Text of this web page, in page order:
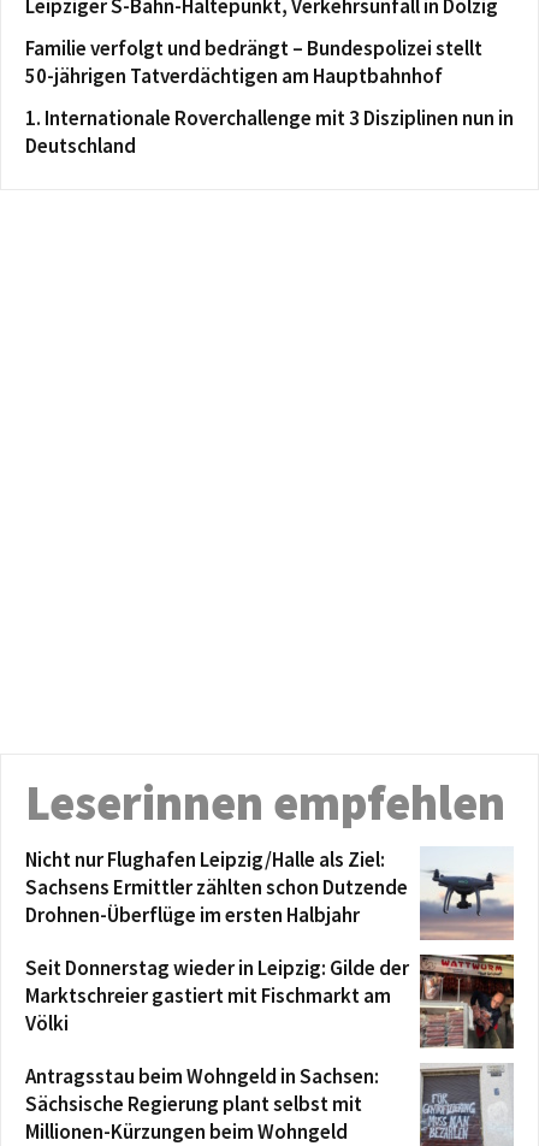
Leipziger S-Bahn-Haltepunkt, Verkehrsunfall in Dölzig
Familie verfolgt und bedrängt – Bundespolizei stellt
50-jährigen Tatverdächtigen am Hauptbahnhof
1. Internationale Roverchallenge mit 3 Disziplinen nun in
Deutschland
Leserinnen empfehlen
Nicht nur Flughafen Leipzig/Halle als Ziel:
Sachsens Ermittler zählten schon Dutzende
Drohnen-Überflüge im ersten Halbjahr
Seit Donnerstag wieder in Leipzig: Gilde der
Marktschreier gastiert mit Fischmarkt am
Völki
Antragsstau beim Wohngeld in Sachsen:
Sächsische Regierung plant selbst mit
Millionen-Kürzungen beim Wohngeld